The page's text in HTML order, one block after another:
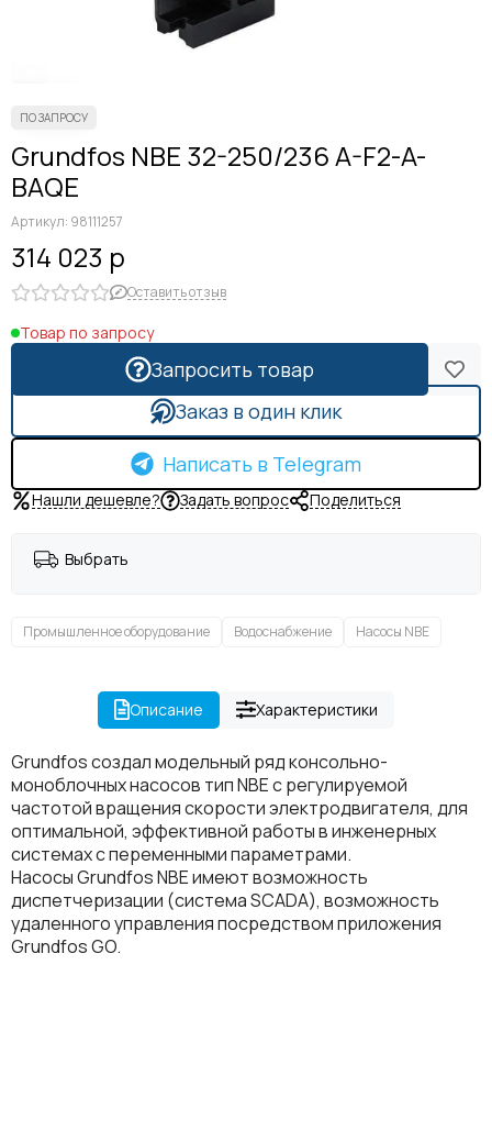
Grundfos NBE 32-250/236 A-F2-A-
BAQE
Артикул: 98111257
314 023 р
Оставить отзыв
Товар по запросу
Запросить товар
Заказ в один клик
Написать в Telegram
Нашли дешевле? Задать вопрос Поделиться
Выбрать
Промышленное оборудование Водоснабжение Насосы NBE
Описание Характеристики
Grundfos создал модельный ряд консольно-
моноблочных насосов тип NBE с регулируемой
частотой вращения скорости электродвигателя, для
оптимальной, эффективной работы в инженерных
системах с переменными параметрами.
Насосы Grundfos NBE имеют возможность
диспетчеризации (система SCADA), возможность
удаленного управления посредством приложения
Grundfos GO.